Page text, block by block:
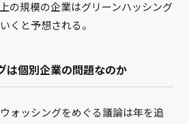
の規模の企業はグリーンハッシング
くと予想される。
は個別企業の問題なのか
ォッシングをめぐる議論は年を追